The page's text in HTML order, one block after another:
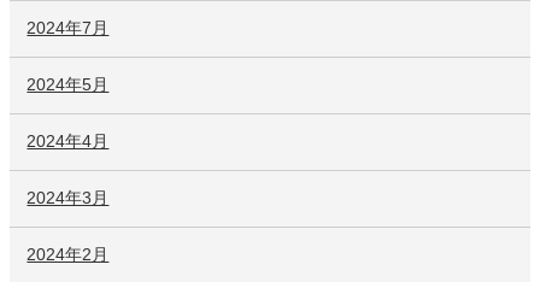
2024年7月
2024年5月
2024年4月
2024年3月
2024年2月